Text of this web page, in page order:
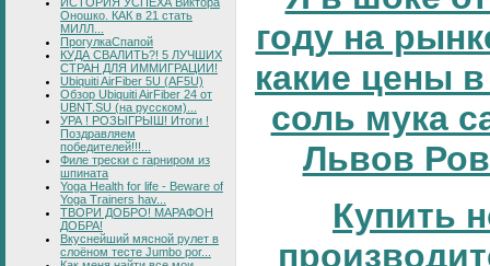
Оношко. КАК в 21 стать
МИЛЛ...
ПрогулкаСпапой
КУДА СВАЛИТЬ?! 5 ЛУЧШИХ
СТРАН ДЛЯ ИММИГРАЦИИ!
Ubiquiti AirFiber 5U (AF5U)
Обзор Ubiquiti AirFiber 24 от
UBNT.SU (на русском)...
УРА ! РОЗЫГРЫШ! Итоги !
Поздравляем
победителей!!!...
Филе трески с гарниром из
шпината
Yoga Health for life - Beware of
Yoga Trainers hav...
ТВОРИ ДОБРО! МАРАФОН
ДОБРА!
Вкуснейший мясной рулет в
слоёном тесте Jumbo por...
году на
какие цены
соль мука
Львов
Купить